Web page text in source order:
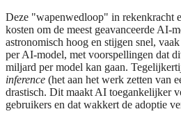
Deze "wapenwedloop" in rekenkracht
kosten om de meest geavanceerde AI-
astronomisch hoog en stijgen snel,
per AI-model, met voorspellingen dat
miljard per model kan gaan.
inference (het aan het werk zetten van
drastisch. Dit maakt AI toegankelijker
gebruikers en dat wakkert de adoptie